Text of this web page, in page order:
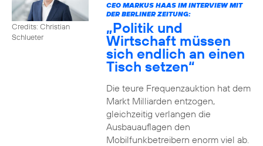
Credits: Christian
Schlueter
CEO MARKUS HAAS IM INTERVIEW MIT
DER BERLINER ZEITUNG:
„Politik und
Wirtschaft müssen
sich endlich an einen
Tisch setzen“
Die teure Frequenzauktion hat dem
Markt Milliarden entzogen,
gleichzeitig verlangen die
Ausbauauflagen den
Mobilfunkbetreibern enorm viel ab.